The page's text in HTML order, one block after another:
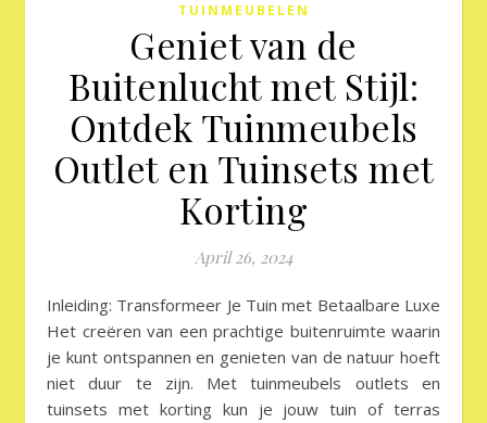
TUINMEUBELEN
Geniet van de
Buitenlucht met Stijl:
Ontdek Tuinmeubels
Outlet en Tuinsets met
Korting
April 26, 2024
Inleiding: Transformeer Je Tuin met Betaalbare Luxe
Het creëren van een prachtige buitenruimte waarin
je kunt ontspannen en genieten van de natuur hoeft
niet duur te zijn. Met tuinmeubels outlets en
tuinsets met korting kun je jouw tuin of terras